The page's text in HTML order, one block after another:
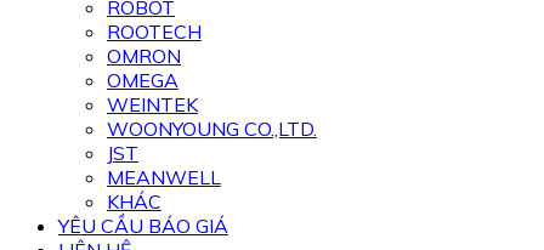
ROBOT
ROOTECH
OMRON
OMEGA
WEINTEK
WOONYOUNG CO.,LTD.
JST
MEANWELL
KHÁC
YÊU CẦU BÁO GIÁ